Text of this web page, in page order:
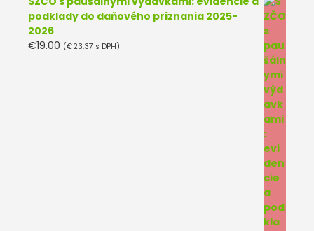
podklady do daňového priznania 2025-
2026
€19.00 (€23.37 s DPH)